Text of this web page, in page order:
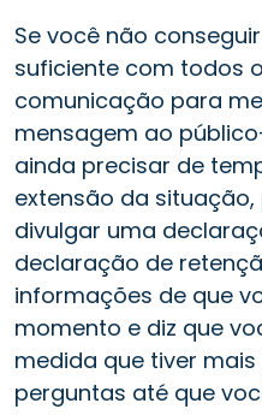
Se você não
suficiente com todos
comunicação para
mensagem ao
ainda precisar de
extensão da
divulgar uma
declaração de
informações de que
momento e diz que
medida que tiver
perguntas até que